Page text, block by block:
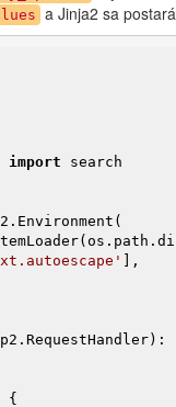
a Jinja2 sa
import
],
: